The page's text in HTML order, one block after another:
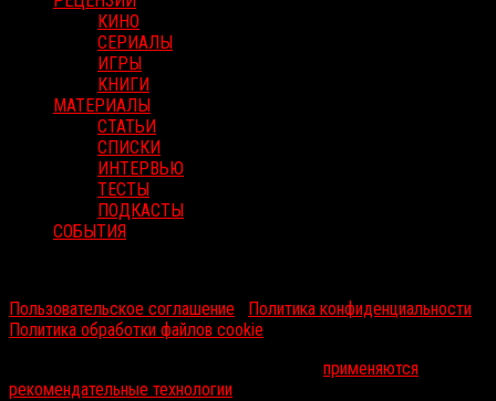
КИНО
СЕРИАЛЫ
ИГРЫ
КНИГИ
МАТЕРИАЛЫ
СТАТЬИ
СПИСКИ
ИНТЕРВЬЮ
ТЕСТЫ
ПОДКАСТЫ
СОБЫТИЯ
Пользовательское соглашение
Политика конфиденциальности
Политика обработки файлов cookie
применяются
рекомендательные технологии